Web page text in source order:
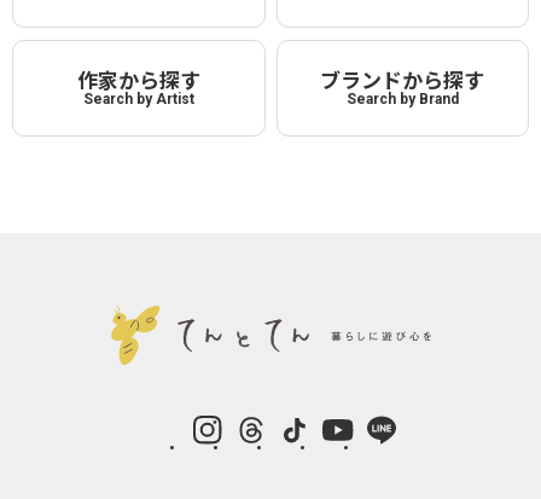
作家から探す
Search by Artist
ブランドから探す
Search by Brand
instagramThreads LINE